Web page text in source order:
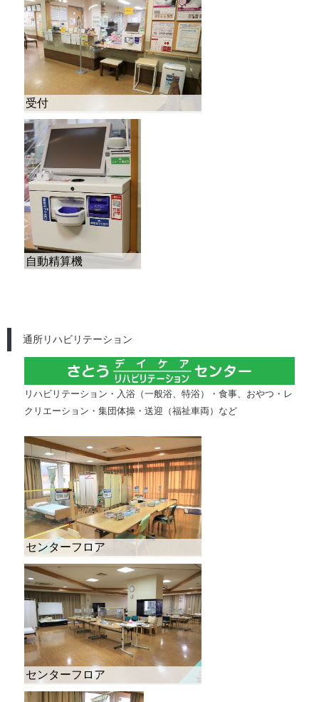
通所リハビリテーション
リハビリテーション・入浴（一般浴、特浴）・食事、おやつ・レ
クリエーション・集団体操・送迎（福祉車両）など